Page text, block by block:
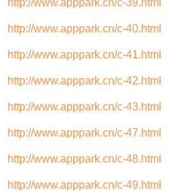
http://www.apppark.cn/c-39.html
http://www.apppark.cn/c-40.html
http://www.apppark.cn/c-41.html
http://www.apppark.cn/c-42.html
http://www.apppark.cn/c-43.html
http://www.apppark.cn/c-47.html
http://www.apppark.cn/c-48.html
http://www.apppark.cn/c-49.html